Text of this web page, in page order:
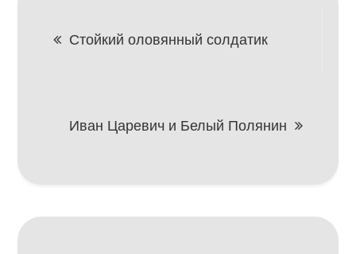
Навигация
записям
Стойкий оловянный солдатик
Иван Царевич и Белый Полянин